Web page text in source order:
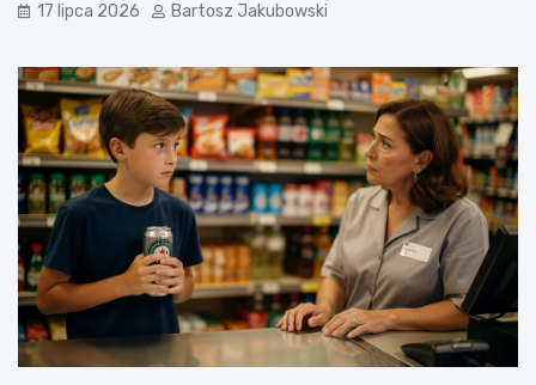
17 lipca 2026 Bartosz Jakubowski